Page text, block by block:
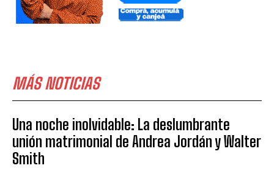
MÁS NOTICIAS
Una noche inolvidable: La deslumbrante
unión matrimonial de Andrea Jordán y Walter
Smith